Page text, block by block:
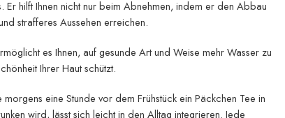
hilft Ihnen nicht nur beim Abnehmen, indem er den Abbau
strafferes Aussehen erreichen.
es Ihnen, auf gesunde Art und Weise mehr Wasser zu
Ihrer Haut schützt.
eine Stunde vor dem Frühstück ein Päckchen Tee in
wird, lässt sich leicht in den Alltag integrieren. Jede